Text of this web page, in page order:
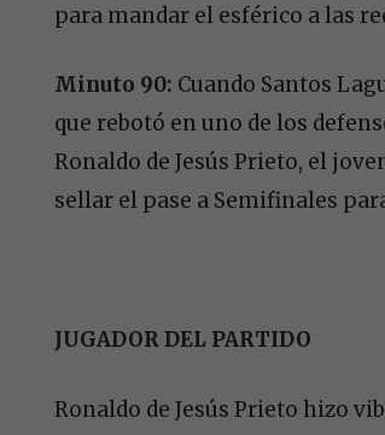
para mandar el esférico a las
Minuto 90: Cuando Santos
que rebotó en uno de los
Ronaldo de Jesús Prieto, el
sellar el pase a Semifinales
JUGADOR DEL PARTIDO
Ronaldo de Jesús Prieto hizo